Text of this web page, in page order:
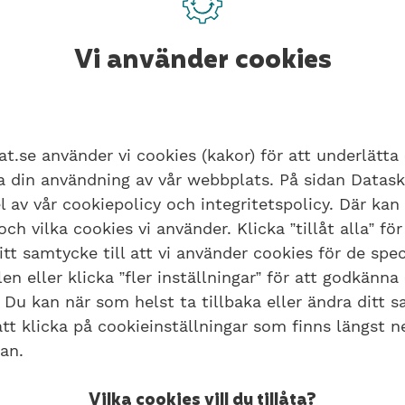
över från Alecta till SPP Liv, men sedan 2013
gör kapitalvärdesberäkningar på uppdrag av
är en av de största avvikelserna i ITP Tele.
än i ITP 2. Undantaget är dock sjukpension
ut till anställda med en pensionsmedförande lön
vid respektive tidpunkt sjukfallet
Vi använder cookies
använder vi cookies (kakor) för att underlätta
din användning av vår webbplats. På sidan
av vår cookiepolicy och integritetspolicy. Där kan
vilka cookies vi använder. Klicka ”tillåt alla”
samtycke till att vi använder cookies för de
eller klicka ”fler inställningar” för att godkänna
Du kan när som helst ta tillbaka eller ändra ditt
klicka på cookieinställningar som finns längst